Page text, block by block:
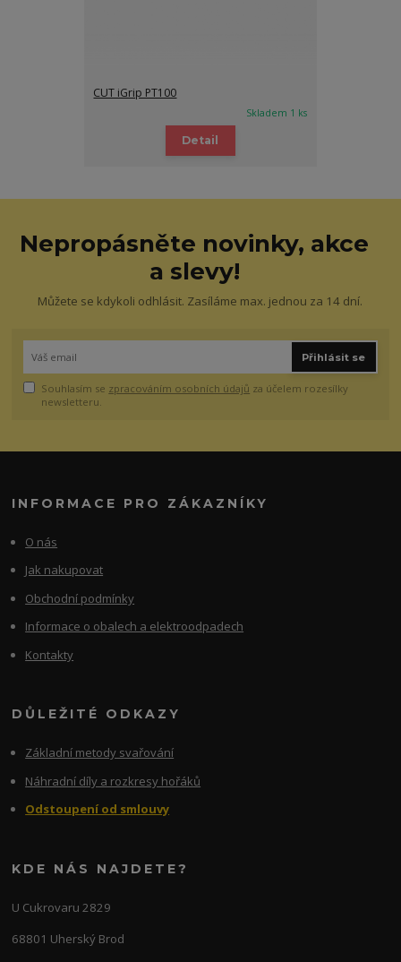
CUT iGrip PT100
Skladem 1 ks
Detail
Nepropásněte novinky, akce
a slevy!
Můžete se kdykoli odhlásit. Zasíláme max. jednou za 14 dní.
Přihlásit se
Souhlasím se zpracováním osobních údajů za účelem rozesílky
newsletteru.
INFORMACE PRO ZÁKAZNÍKY
O nás
Jak nakupovat
Obchodní podmínky
Informace o obalech a elektroodpadech
Kontakty
DŮLEŽITÉ ODKAZY
Základní metody svařování
Náhradní díly a rozkresy hořáků
Odstoupení od smlouvy
KDE NÁS NAJDETE?
U Cukrovaru 2829
68801 Uherský Brod